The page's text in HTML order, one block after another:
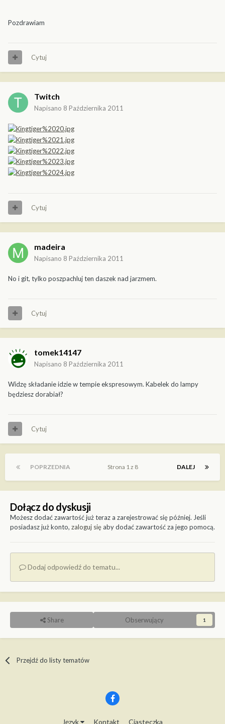
Pozdrawiam
Cytuj
Twitch
Napisano 8 Października 2011
Cytuj
madeira
Napisano 8 Października 2011
No i git, tylko poszpachluj ten daszek nad jarzmem.
Cytuj
tomek14147
Napisano 8 Października 2011
Widzę składanie idzie w tempie ekspresowym. Kabelek do lampy
będziesz dorabiał?
Cytuj
POPRZEDNIA DALEJ
Strona 1 z 8
Dołącz do dyskusji
Możesz dodać zawartość już teraz a zarejestrować się później. Jeśli
posiadasz już konto, zaloguj sięaby dodać zawartość za jego pomocą.
Dodaj odpowiedź do tematu...
Share Obserwujący 1
Przejdź do listy tematów
Język Kontakt Ciasteczka